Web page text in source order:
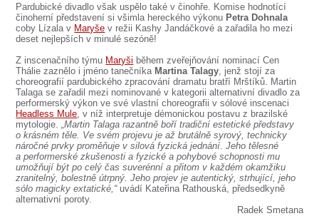
Pardubické divadlo však uspělo také v činohře. Komise hodnotící
činoherní představení si všimla hereckého výkonu Petra Dohnala
coby Lízala v Maryše v režii Kashy Jandáčkové a zařadila ho mezi
deset nejlepších v minulé sezóně!
Z inscenačního týmu Maryši během zveřejňování nominací Cen
Thálie zaznělo i jméno tanečníka Martina Talagy , jenž stojí za
choreografií pardubického zpracování dramatu bratří Mrštíků. Martin
Talaga se zařadil mezi nominované v kategorii alternativní divadlo za
performerský výkon ve své vlastní choreografii v sólové inscenaci
Headless Mule , v níž interpretuje démonickou postavu z brazilské
mytologie.
„Martin Talaga razantně boří tradiční estetické představy
o krásném těle. Ve svém projevu je až brutálně syrový, technicky
náročné prvky proměňuje v silová fyzická jednání. Jeho tělesné
a performerské zkušenosti a fyzické a pohybové schopnosti mu
umožňují být po celý čas suverénní a přitom v každém okamžiku
zranitelný, bolestně útrpný. Jeho projev je autentický, strhující, jeho
sólo magicky extatické,“uvádí Kateřina Rathouská, předsedkyně
alternativní poroty.
Radek Smetana